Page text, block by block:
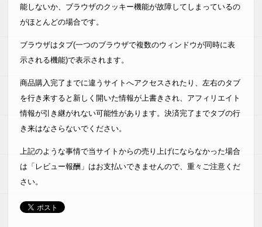
能しないか、ブラウザのクッキー機能が故障してしまっているの
がほとんどの場合です。
ブラウザはタブ(一つのブラウザで複数のウィンドウが同時に表
示される機能)で表示されます。
商品購入完了までに違うサイトへアクセスされたり、左右のタブ
を行き来すると新しく開いた情報が上書きされ、アフィリエイト
情報が引き継がれない可能性があります。決済完了までタブの行
き来はなさらないでください。
上記のような事情で当サイトからの売り上げにならなかった場合
は「レビュー報酬」はお支払いできませんので、重々ご注意くだ
さい。